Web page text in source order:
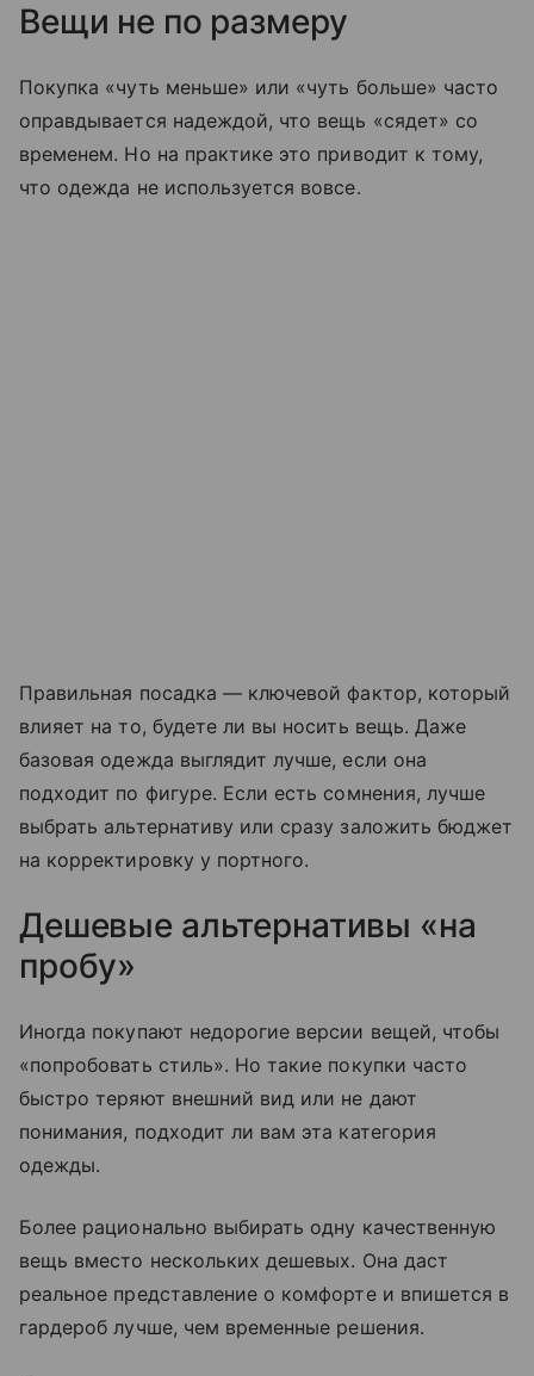
Вещи не по размеру
Покупка «чуть меньше» или «чуть больше» часто
оправдывается надеждой, что вещь «сядет» со
временем. Но на практике это приводит к тому,
что одежда не используется вовсе.
Правильная посадка — ключевой фактор, который
влияет на то, будете ли вы носить вещь. Даже
базовая одежда выглядит лучше, если она
подходит по фигуре. Если есть сомнения, лучше
выбрать альтернативу или сразу заложить бюджет
на корректировку у портного.
Дешевые альтернативы «на
пробу»
Иногда покупают недорогие версии вещей, чтобы
«попробовать стиль». Но такие покупки часто
быстро теряют внешний вид или не дают
понимания, подходит ли вам эта категория
одежды.
Более рационально выбирать одну качественную
вещь вместо нескольких дешевых. Она даст
реальное представление о комфорте и впишется в
гардероб лучше, чем временные решения.